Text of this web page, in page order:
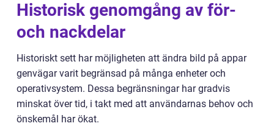
Historisk genomgång av för-
och nackdelar
Historiskt sett har möjligheten att ändra bild på appar
genvägar varit begränsad på många enheter och
operativsystem. Dessa begränsningar har gradvis
minskat över tid, i takt med att användarnas behov och
önskemål har ökat.